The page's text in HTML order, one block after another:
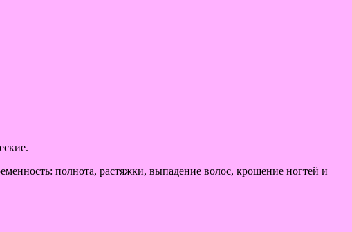
полнота, растяжки, выпадение волос, крошение ногтей и